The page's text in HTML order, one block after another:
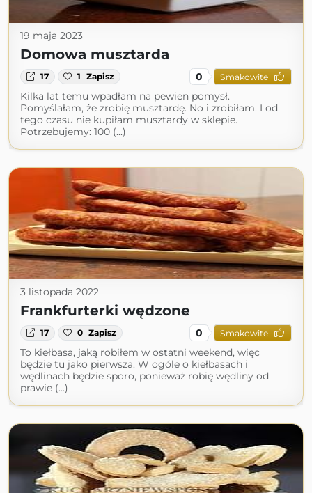
19 maja 2023
Domowa musztarda
17 1 Zapisz 0 Smakowite
Kilka lat temu wpadłam na pewien pomysł.
Pomyślałam, że zrobię musztardę. No i zrobiłam. I od
tego czasu nie kupiłam musztardy w sklepie.
Potrzebujemy: 100 (...)
3 listopada 2022
Frankfurterki wędzone
17 0 Zapisz 0 Smakowite
To kiełbasa, jaką robiłem w ostatni weekend, więc
będzie tu jako pierwsza. W ogóle o kiełbasach i
wędlinach będzie sporo, ponieważ robię wędliny od
prawie (...)